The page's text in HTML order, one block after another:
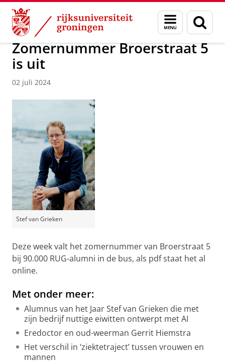
Skip
Content
Skip
Navigation
Menu
en
zoeken
Over ons Actueel Nieuws
Zomernummer Broerstraat 5
is uit
02 juli 2024
Stef van Grieken
Deze week valt het zomernummer van Broerstraat 5
bij 90.000 RUG-alumni in de bus, als pdf staat het al
online.
Met onder meer:
Alumnus van het Jaar Stef van Grieken die met
zijn bedrijf nuttige eiwitten ontwerpt met AI
Eredoctor en oud-weerman Gerrit Hiemstra
Het verschil in ‘ziektetraject’ tussen vrouwen en
mannen